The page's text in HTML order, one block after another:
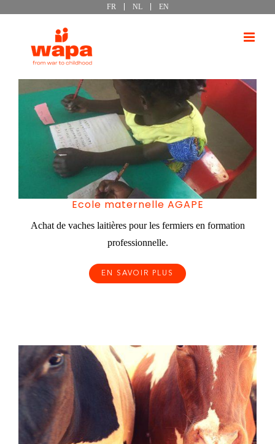
FR NL EN
Ecole maternelle AGAPE
Achat de vaches laitières pour les fermiers en formation
professionnelle.
EN SAVOIR PLUS